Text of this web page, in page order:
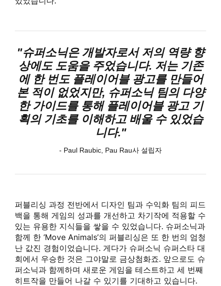
"슈퍼소닉은 개발자로서 저의 역량 향
상에도 도움을 주었습니다. 저는 기존
에 한 번도 플레이어블 광고를 만들어
본 적이 없었지만, 슈퍼소닉 팀의 다양
한 가이드를 통해 플레이어블 광고 기
획의 기초를 이해하고 배울 수 있었습
니다."
- Paul Raubic, Pau Rau사 설립자
퍼블리싱 과정 전반에서 디자인 팀과 수익화 팀의 피드
백을 통해 게임의 성과를 개선하고 차기작에 적용할 수
있는 유용한 지식들을 쌓을 수 있었습니다. 슈퍼소닉과
함께 한 ‘Move Animals’의 퍼블리싱은 또 한 번의 엄청
난 값진 경험이었습니다. 게다가 슈퍼소닉 슈퍼스타 대
회에서 우승한 것은 그야말로 금상첨화죠. 앞으로도 슈
퍼소닉과 함께하며 새로운 게임을 테스트하고 세 번째
히트작을 만들어 나갈 수 있기를 기대하고 있습니다.